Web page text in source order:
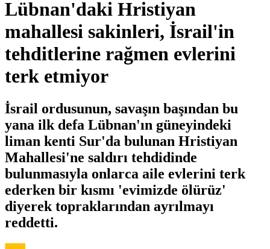
Lübnan'daki Hristiyan
mahallesi sakinleri, İsrail'in
tehditlerine rağmen evlerini
terk etmiyor
İsrail ordusunun, savaşın başından bu
yana ilk defa Lübnan'ın güneyindeki
liman kenti Sur'da bulunan Hristiyan
Mahallesi'ne saldırı tehdidinde
bulunmasıyla onlarca aile evlerini terk
ederken bir kısmı 'evimizde ölürüz'
diyerek topraklarından ayrılmayı
reddetti.